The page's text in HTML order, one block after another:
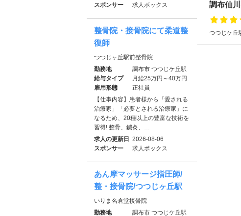
調布仙
つつじケ丘
スポンサー
求人ボックス
整骨院・接骨院にて柔道整
復師
つつじヶ丘駅前整骨院
勤務地
調布市 つつじケ丘駅
給与タイプ
月給25万円～40万円
雇用形態
正社員
【仕事内容】患者様から「愛される
治療家」「必要とされる治療家」に
なるため、20種以上の豊富な技術を
習得! 整骨、鍼灸、…
求人の更新日 2026-08-06
スポンサー
求人ボックス
あん摩マッサージ指圧師/
整・接骨院/つつじヶ丘駅
いりま名倉堂接骨院
勤務地
調布市 つつじケ丘駅